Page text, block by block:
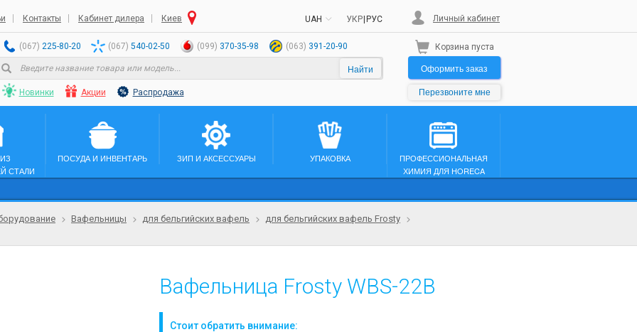
Контакты Кабинет дилера Киев UAH РУС
УКР Личный кабинет
(067) 225-80-20 (067) 540-02-50 (099) 370-35-98 (063) 391-20-90
Найти
Новинки Акции Распродажа
Корзина пуста
Оформить заказ
Перезвоните мне
СТАЛИ
ПОСУДА И ИНВЕНТАРЬ ЗИП И АКСЕССУАРЫ УПАКОВКА
ПРОФЕССИОНАЛЬНАЯ
ХИМИЯ ДЛЯ HORECA
Вафельницы для бельгийских вафель для бельгийских вафель Frosty
Вафельница Frosty WBS-22B
Стоит обратить внимание: